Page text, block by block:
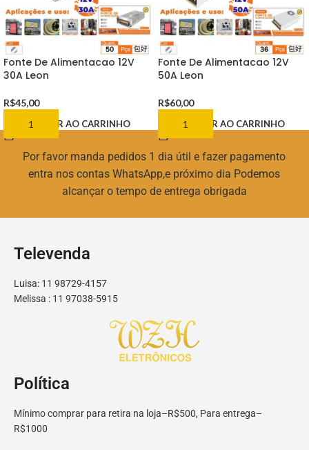
Fonte De Alimentacao 12V
30A Leon
R$45,00
ADICIONAR AO CARRINHO
Fonte De Alimentacao 12V
50A Leon
R$60,00
ADICIONAR AO CARRINHO
Por favor manda pedidos 1 dia útil e fazer pagamento
entra nos contas WhatsApp,e próximo dia Podemos
alcançar o tempo de entrega obrigada
Televenda
Luisa: 11 98729-4157
Melissa : 11 97038-5915
Política
Mínimo comprar para retira na loja–R$500, Para entrega–
R$1000